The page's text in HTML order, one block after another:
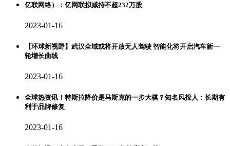
亿联网络）：亿网联拟减持不超232万股
2023-01-16
【环球新视野】武汉全域或将开放无人驾驶 智能化将开启汽车新一
轮增长曲线
2023-01-16
全球热资讯！特斯拉降价是马斯克的一步大棋？知名风投人：长期有
利于品牌修复
2023-01-16